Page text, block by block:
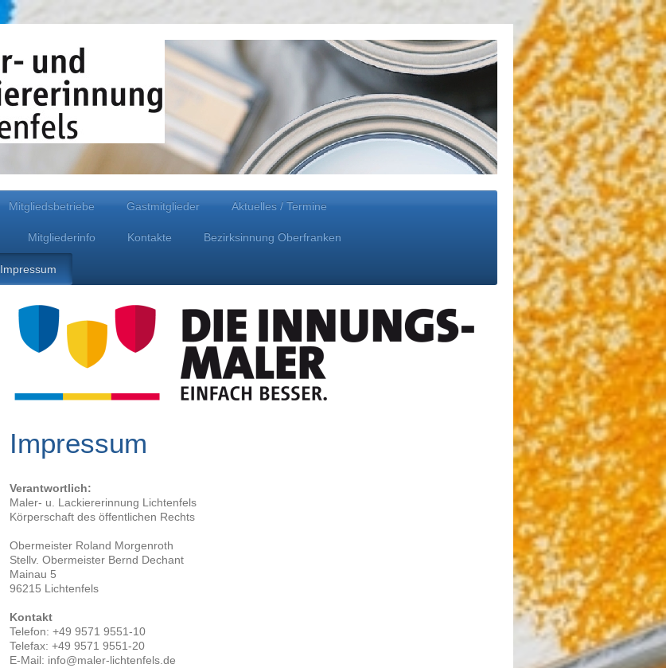
Mitgliedsbetriebe Gastmitglieder Aktuelles / Termine
Mitgliederinfo Kontakte Bezirksinnung Oberfranken
Impressum
Impressum
Verantwortlich:
Maler- u. Lackiererinnung Lichtenfels
Körperschaft des öffentlichen Rechts
Obermeister Roland Morgenroth
Stellv. Obermeister Bernd Dechant
Mainau 5
96215 Lichtenfels
Kontakt
Telefon: +49 9571 9551-10
Telefax: +49 9571 9551-20
E-Mail: info@maler-lichtenfels.de